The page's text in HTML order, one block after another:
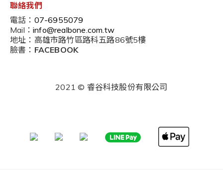
聯絡我們
電話： 07-6955079
Mail： info@realbone.com.tw
地址：高雄市路竹區路科五路86號5樓
臉書： FACEBOOK
2021 © 睿谷科技股份有限公司